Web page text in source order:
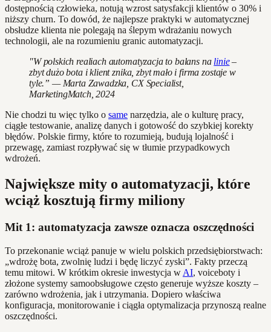
dostępnością człowieka, notują wzrost satysfakcji klientów o 30% i
niższy churn. To dowód, że najlepsze praktyki w automatycznej
obsłudze klienta nie polegają na ślepym wdrażaniu nowych
technologii, ale na rozumieniu granic automatyzacji.
"W polskich realiach automatyzacja to balans na linie–
zbyt dużo bota i klient znika, zbyt mało i firma zostaje w
tyle.” — Marta Zawadzka, CX Specialist,
MarketingMatch, 2024
Nie chodzi tu więc tylko o same narzędzia, ale o kulturę pracy,
ciągłe testowanie, analizę danych i gotowość do szybkiej korekty
błędów. Polskie firmy, które to rozumieją, budują lojalność i
przewagę, zamiast rozpływać się w tłumie przypadkowych
wdrożeń.
Największe mity o automatyzacji, które
wciąż kosztują firmy miliony
Mit 1: automatyzacja zawsze oznacza oszczędności
To przekonanie wciąż panuje w wielu polskich przedsiębiorstwach:
„wdrożę bota, zwolnię ludzi i będę liczyć zyski”. Fakty przeczą
temu mitowi. W krótkim okresie inwestycja w AI, voiceboty i
złożone systemy samoobsługowe często generuje wyższe koszty –
zarówno wdrożenia, jak i utrzymania. Dopiero właściwa
konfiguracja, monitorowanie i ciągła optymalizacja przynoszą realne
oszczędności.